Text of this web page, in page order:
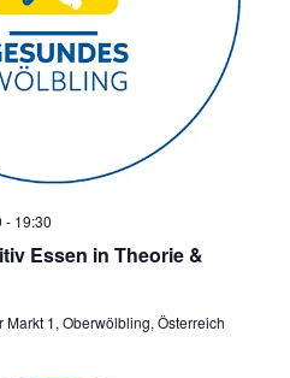
Essen in Theorie &
- 19:30
Markt 1, Oberwölbling, Österreich